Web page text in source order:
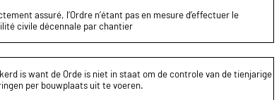
assuré, l’Ordre n’étant pas en mesure d’effectuer le
civile décennale par chantier
is want de Orde is niet in staat om de controle van de tienjarige
per bouwplaats uit te voeren.